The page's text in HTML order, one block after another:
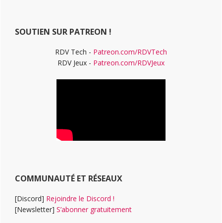
SOUTIEN SUR PATREON !
RDV Tech - Patreon.com/RDVTech
RDV Jeux - Patreon.com/RDVJeux
COMMUNAUTÉ ET RÉSEAUX
[Discord] Rejoindre le Discord !
[Newsletter] S’abonner gratuitement